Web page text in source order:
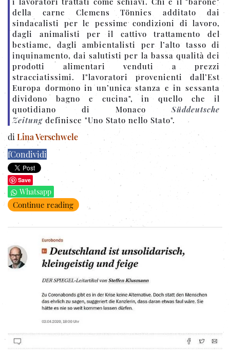
della carne Clemens Tönnies additato dai
sindacalisti per le pessime condizioni di lavoro,
dagli animalisti per il cattivo trattamento del
bestiame, dagli ambientalisti per l’alto tasso di
inquinamento, dai salutisti per la bassa qualità dei
prodotti alimentari venduti a prezzi
stracciatissimi. I"lavoratori provenienti dall’Est
Europa dormono in un’unica stanza e in sessanta
dividono bagno e cucina", in quello che il
quotidiano di Monaco Süddeutsche
Zeitung definisce "Uno Stato nello Stato".
diLina Verschwele
fCondividi
Save
Whatsapp
Continue reading